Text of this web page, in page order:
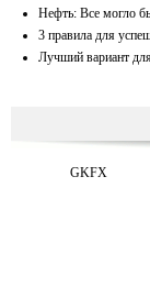
Нефть: Все могло
3 правила для
Лучший вариант
GKFX